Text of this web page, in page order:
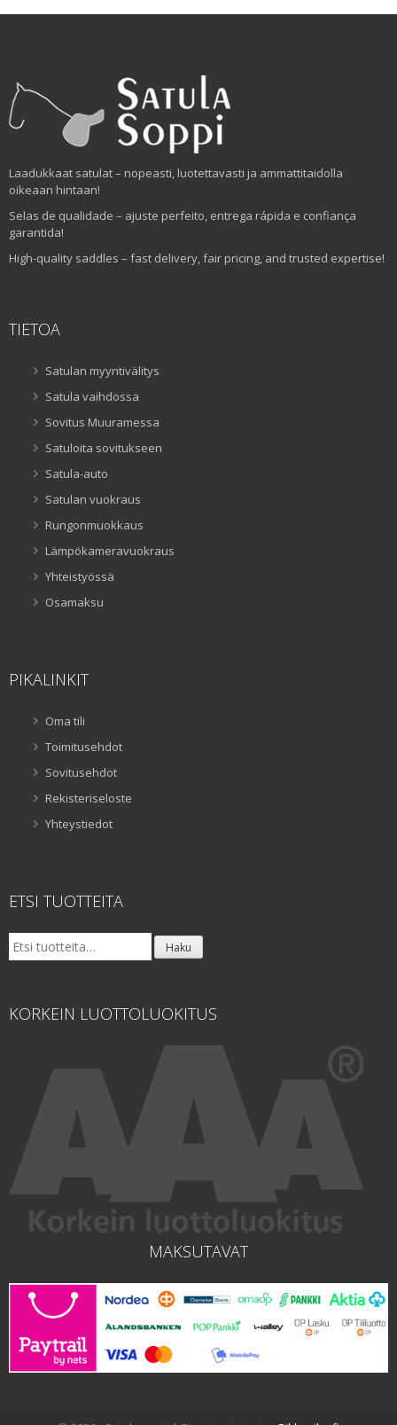
Laadukkaat satulat – nopeasti, luotettavasti ja ammattitaidolla
oikeaan hintaan!
Selas de qualidade – ajuste perfeito, entrega rápida e confiança
garantida!
High-quality saddles – fast delivery, fair pricing, and trusted expertise!
TIETOA
Satulan myyntivälitys
Satula vaihdossa
Sovitus Muuramessa
Satuloita sovitukseen
Satula-auto
Satulan vuokraus
Rungonmuokkaus
Lämpökameravuokraus
Yhteistyössä
Osamaksu
PIKALINKIT
Oma tili
Toimitusehdot
Sovitusehdot
Rekisteriseloste
Yhteystiedot
ETSI TUOTTEITA
Etsi: Haku
KORKEIN LUOTTOLUOKITUS
MAKSUTAVAT